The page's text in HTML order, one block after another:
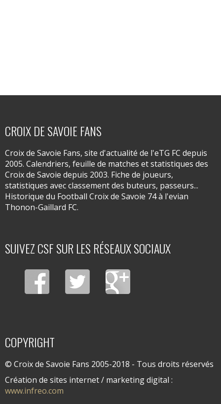
CROIX DE SAVOIE FANS
Croix de Savoie Fans, site d'actualité de l'eTG FC depuis
2005. Calendriers, feuille de matches et statistiques des
Croix de Savoie depuis 2003. Fiche de joueurs,
statistiques avec classement des buteurs, passeurs...
Historique du Football Croix de Savoie 74 à l'evian
Thonon-Gaillard FC.
SUIVEZ CSF SUR LES RÉSEAUX SOCIAUX
COPYRIGHT
© Croix de Savoie Fans 2005-2018 - Tous droits réservés
Création de sites internet / marketing digital :
www.infreo.com